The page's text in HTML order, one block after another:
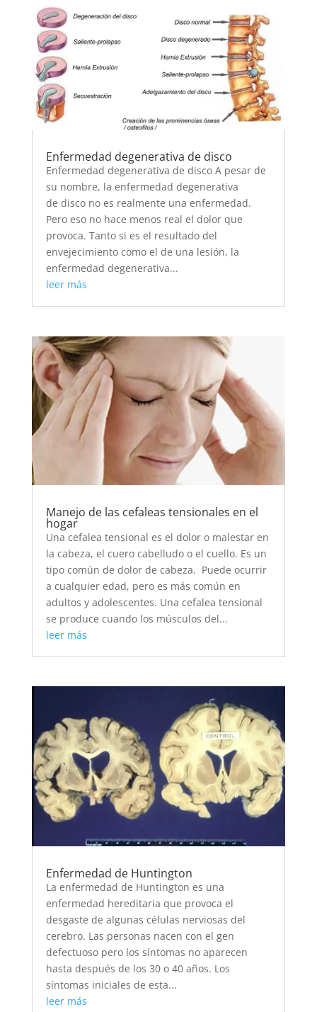
Enfermedad degenerativa de disco
Enfermedad degenerativa de disco A pesar de
su nombre, la enfermedad degenerativa
de disco no es realmente una enfermedad.
Pero eso no hace menos real el dolor que
provoca. Tanto si es el resultado del
envejecimiento como el de una lesión, la
enfermedad degenerativa...
leer más
Manejo de las cefaleas tensionales en el
hogar
Una cefalea tensional es el dolor o malestar en
la cabeza, el cuero cabelludo o el cuello. Es un
tipo común de dolor de cabeza. Puede ocurrir
a cualquier edad, pero es más común en
adultos y adolescentes. Una cefalea tensional
se produce cuando los músculos del...
leer más
Enfermedad de Huntington
La enfermedad de Huntington es una
enfermedad hereditaria que provoca el
desgaste de algunas células nerviosas del
cerebro. Las personas nacen con el gen
defectuoso pero los síntomas no aparecen
hasta después de los 30 o 40 años. Los
síntomas iniciales de esta...
leer más